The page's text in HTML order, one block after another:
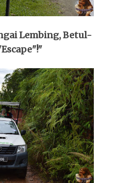
Lembing, Betul-